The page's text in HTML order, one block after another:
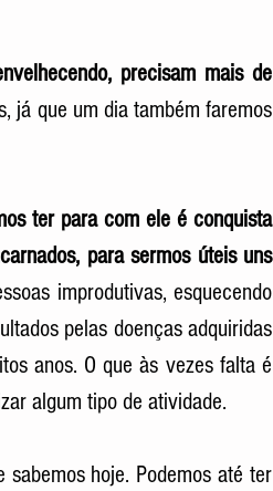
precisam mais de
já que um dia também faremos
ter para com ele é conquista
para sermos úteis uns
improdutivas, esquecendo
pelas doenças adquiridas
anos. O que às vezes falta é
algum tipo de atividade.
hoje. Podemos até ter